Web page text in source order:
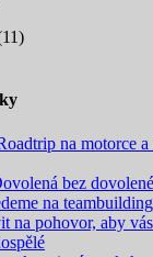
na motorce
bez
na
na pohovor, aby